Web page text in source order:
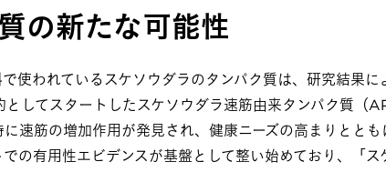
の新たな可能性
使われているスケソウダラのタンパク質は、研究結果に
してスタートしたスケソウダラ速筋由来タンパク質（
筋の増加作用が発見され、健康ニーズの高まりととも
の有用性エビデンスが基盤として整い始めており、「ス